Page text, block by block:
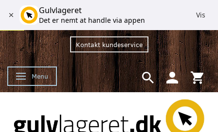
Kontakt kundeservice
Skifte navigation
Menu
Gulvlageret
Det er nemt at handle via appen
Vis